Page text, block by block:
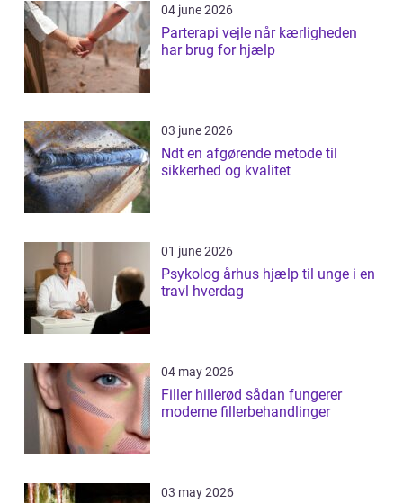
04 june 2026
Parterapi vejle når kærligheden
har brug for hjælp
03 june 2026
Ndt en afgørende metode til
sikkerhed og kvalitet
01 june 2026
Psykolog århus hjælp til unge i en
travl hverdag
04 may 2026
Filler hillerød sådan fungerer
moderne fillerbehandlinger
03 may 2026